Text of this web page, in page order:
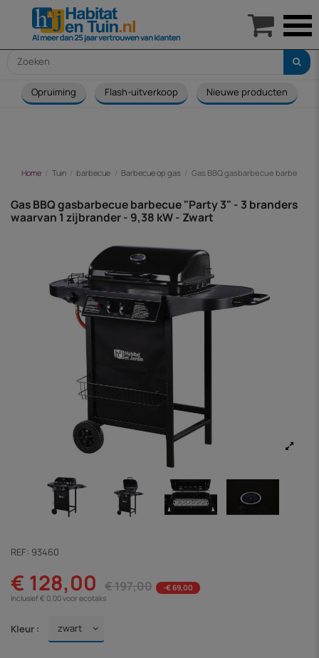
Opruiming Flash-uitverkoop Nieuwe producten
Home Tuin barbecue Barbecue op gas Gas BBQ gasbarbecue barbecue
Gas BBQ gasbarbecue barbecue "Party 3" - 3 branders
waarvan 1 zijbrander - 9,38 kW - Zwart
REF: 93460
€ 128,00 € 197,00
-€ 69,00
Inclusief € 0,00 voor ecotaks
Kleur :
